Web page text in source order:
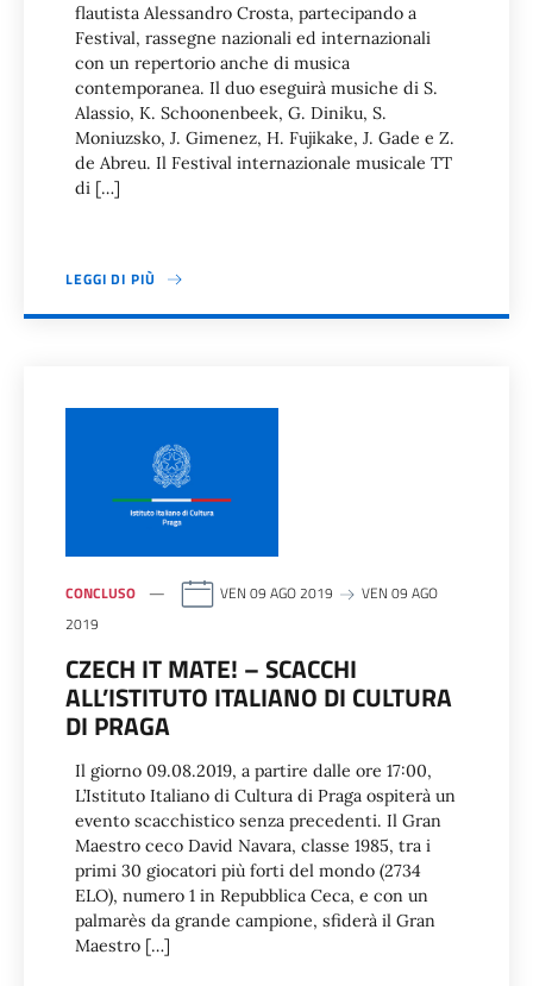
flautista Alessandro Crosta, partecipando a
Festival, rassegne nazionali ed internazionali
con un repertorio anche di musica
contemporanea. Il duo eseguirà musiche di S.
Alassio, K. Schoonenbeek, G. Diniku, S.
Moniuzsko, J. Gimenez, H. Fujikake, J. Gade e Z.
de Abreu. Il Festival internazionale musicale TT
di […]
LEGGI DI PIÙ
CONCLUSO VEN 09 AGO 2019
VEN 09 AGO
2019
CZECH IT MATE! – SCACCHI
ALL’ISTITUTO ITALIANO DI CULTURA
DI PRAGA
Il giorno 09.08.2019, a partire dalle ore 17:00,
L’Istituto Italiano di Cultura di Praga ospiterà un
evento scacchistico senza precedenti. Il Gran
Maestro ceco David Navara, classe 1985, tra i
primi 30 giocatori più forti del mondo (2734
ELO), numero 1 in Repubblica Ceca, e con un
palmarès da grande campione, sfiderà il Gran
Maestro […]